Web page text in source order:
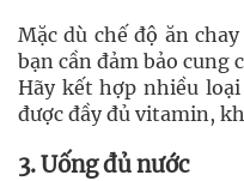
Mặc dù chế độ ăn
bạn cần đảm bảo cung
Hãy kết hợp nhiều
được đầy đủ vitamin,
3. Uống đủ nước